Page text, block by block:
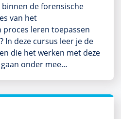
de forensische
van het
leren toepassen
In deze cursus leer je de
die het werken met deze
onder mee…